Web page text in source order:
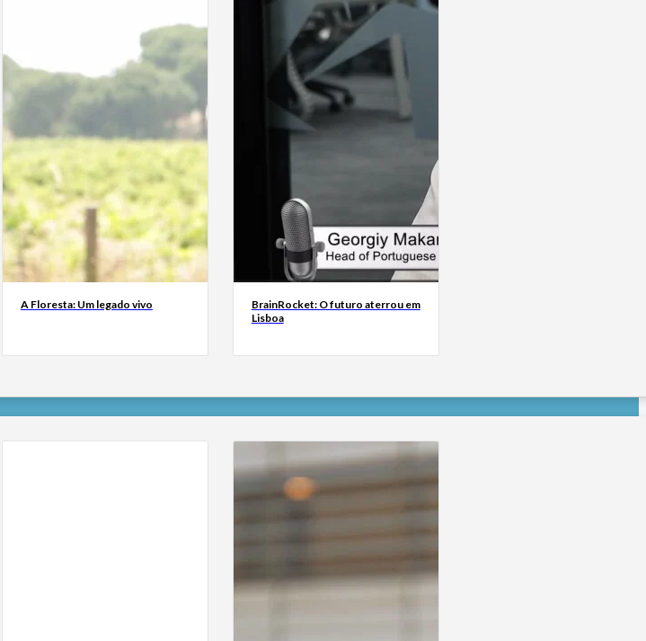
A Floresta: Um legado vivo
BrainRocket: O futuro aterrou em
Lisboa